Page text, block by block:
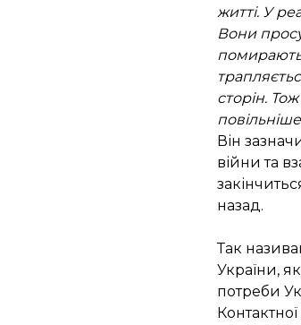
житті. У
Вони
сторін.
Він
війни та
назад.
Так
України,
потреби